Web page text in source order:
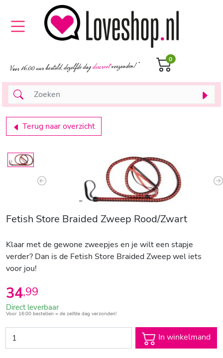
0
Terug naar overzicht
Previous
Fetish Store Braided Zweep Rood/Zwart
Klaar met de gewone zweepjes en je wilt een stapje
verder? Dan is de Fetish Store Braided Zweep wel iets
voor jou!
34,99
Direct leverbaar
Voor 16:00 bestellen = de zelfde dag verzonden!
In winkelmand